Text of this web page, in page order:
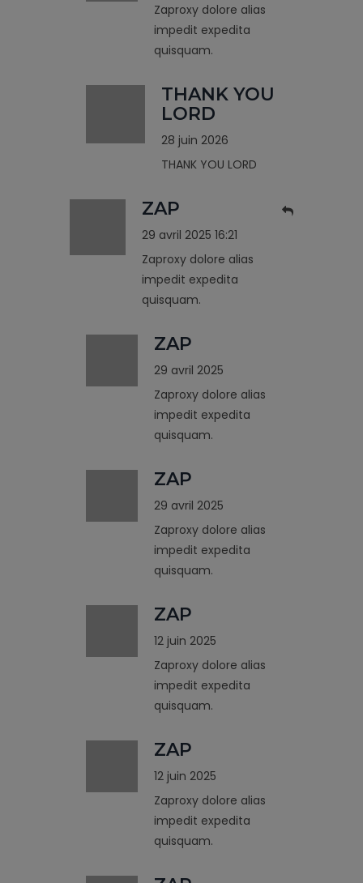
Zaproxy dolore alias
impedit expedita
quisquam.
THANK YOU
LORD
28 juin 2026
THANK YOU LORD
ZAP
29 avril 2025 16:21
Zaproxy dolore alias
impedit expedita
quisquam.
ZAP
29 avril 2025
Zaproxy dolore alias
impedit expedita
quisquam.
ZAP
29 avril 2025
Zaproxy dolore alias
impedit expedita
quisquam.
ZAP
12 juin 2025
Zaproxy dolore alias
impedit expedita
quisquam.
ZAP
12 juin 2025
Zaproxy dolore alias
impedit expedita
quisquam.